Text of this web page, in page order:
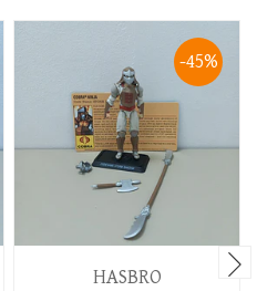
-45%
HASBRO